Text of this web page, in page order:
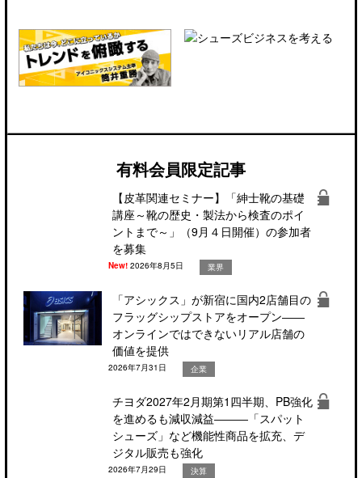
有料会員限定記事
【皮革関連セミナー】「紳士靴の基礎
講座～靴の歴史・製法から検査のポイ
ントまで～」（9月４日開催）の参加者
を募集
New!2026年8月5日 業界
「アシックス」が新宿に国内2店舗目の
フラッグシップストアをオープン――
オンラインではできないリアル店舗の
価値を提供
2026年7月31日 企業
チヨダ2027年2月期第1四半期、PB強化
を進めるも減収減益―――「スパット
シューズ」など機能性商品を拡充、デ
ジタル販売も強化
2026年7月29日 決算